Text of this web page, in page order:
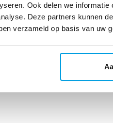
Ook delen we
Deze partners kunnen
verzameld op basis van uw